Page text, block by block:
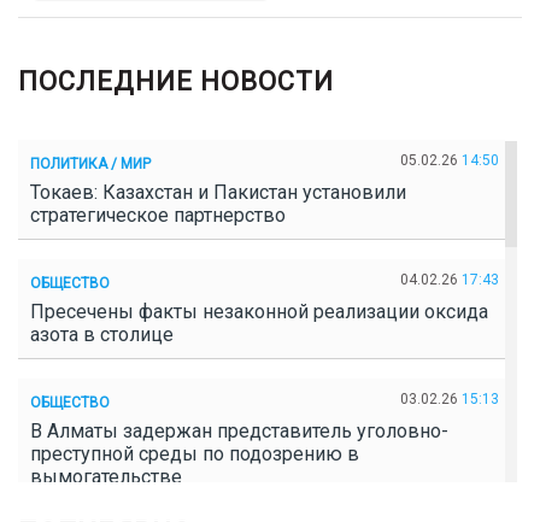
ПОСЛЕДНИЕ НОВОСТИ
ПОЛИТИКА / МИР 05.02.26 14:50
Токаев: Казахстан и Пакистан установили
стратегическое партнерство
ОБЩЕСТВО 04.02.26 17:43
Пресечены факты незаконной реализации оксида
азота в столице
ОБЩЕСТВО 03.02.26 15:13
В Алматы задержан представитель уголовно-
преступной среды по подозрению в
вымогательстве